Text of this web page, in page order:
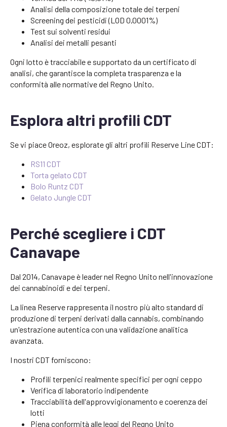
Analisi della composizione totale dei terpeni
Screening dei pesticidi (LOD 0,0001%)
Test sui solventi residui
Analisi dei metalli pesanti
Ogni lotto è tracciabile e supportato da un certificato di
analisi, che garantisce la completa trasparenza e la
conformità alle normative del Regno Unito.
Esplora altri profili CDT
Se vi piace Oreoz, esplorate gli altri profili Reserve Line CDT:
RS11 CDT
Torta gelato CDT
Bolo Runtz CDT
Gelato Jungle CDT
Perché scegliere i CDT
Canavape
Dal 2014, Canavape è leader nel Regno Unito nell'innovazione
dei cannabinoidi e dei terpeni.
La linea Reserve rappresenta il nostro più alto standard di
produzione di terpeni derivati dalla cannabis, combinando
un'estrazione autentica con una validazione analitica
avanzata.
I nostri CDT forniscono:
Profili terpenici realmente specifici per ogni ceppo
Verifica di laboratorio indipendente
Tracciabilità dell'approvvigionamento e coerenza dei
lotti
Piena conformità alle leggi del Regno Unito